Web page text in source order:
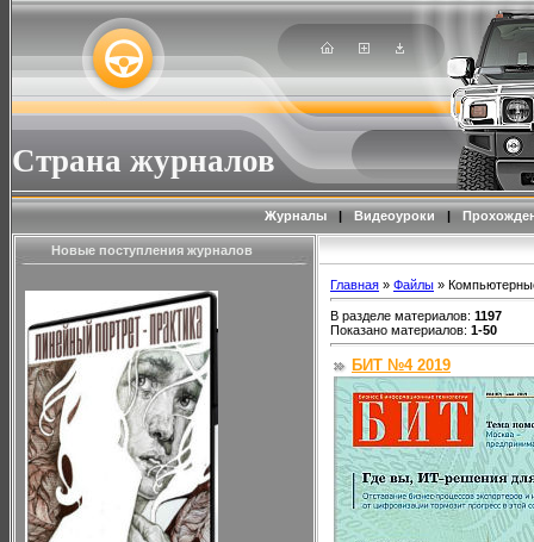
Страна журналов
Журналы | Видеоуроки |
Новые поступления журналов
Главная » Файлы »
В разделе материалов: 1197
Показано материалов: 1-50
БИТ №4 2019